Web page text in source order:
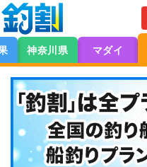
神奈川県 マダイ